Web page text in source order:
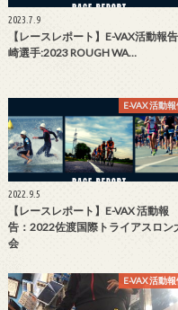
2023.7.9
【レースレポート】E-VAX活動報
崎選手:2023 ROUGH WA…
E-VAX 活動
2022.9.5
【レースレポート】E-VAX 活動報
告：2022佐渡国際トライアスロン
会
E-VAX 活動